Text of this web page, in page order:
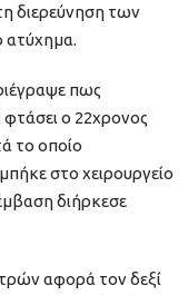
διερεύνηση των
ατύχημα.
πως
φτάσει ο 22χρονος
το οποίο
στο χειρουργείο
διήρκεσε
αφορά τον δεξί